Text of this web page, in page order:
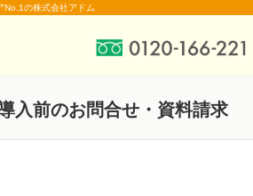
No.1の株式会社アドム
入前のお問合せ・資料請求